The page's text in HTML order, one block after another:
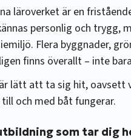
läroverket är en
personlig och trygg,
Flera byggnader,
finns överallt – inte
lätt att ta sig hit, oavsett
och med båt fungerar.
som tar dig